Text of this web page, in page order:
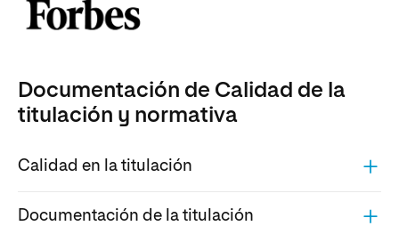
Documentación de Calidad de la
titulación y normativa
Calidad en la titulación
Documentación de la titulación